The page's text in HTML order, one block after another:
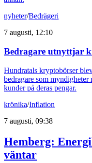
nyheter/Bedrägeri
7 augusti, 12:10
Bedragare utnyttjar
Hundratals kryptobörser
bedragare som
kunder på deras pengar.
krönika/Inflation
7 augusti, 09:38
Hemberg:
väntar